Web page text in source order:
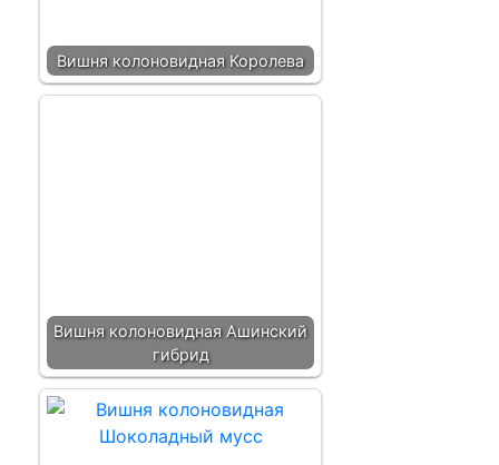
Вишня колоновидная Королева
Вишня колоновидная Ашинский
гибрид